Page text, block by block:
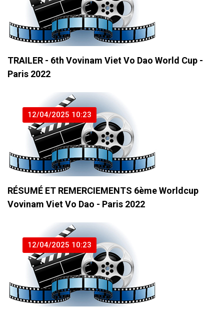
TRAILER - 6th Vovinam Viet Vo Dao World Cup -
Paris 2022
12/04/2025 10:23
RÉSUMÉ ET REMERCIEMENTS 6ème Worldcup
Vovinam Viet Vo Dao - Paris 2022
12/04/2025 10:23